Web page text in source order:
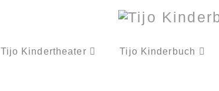
Tijo Kindertheater Tijo Kinderbuch